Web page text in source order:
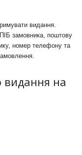
видання.
замовника, поштову
номер телефону та
видання на